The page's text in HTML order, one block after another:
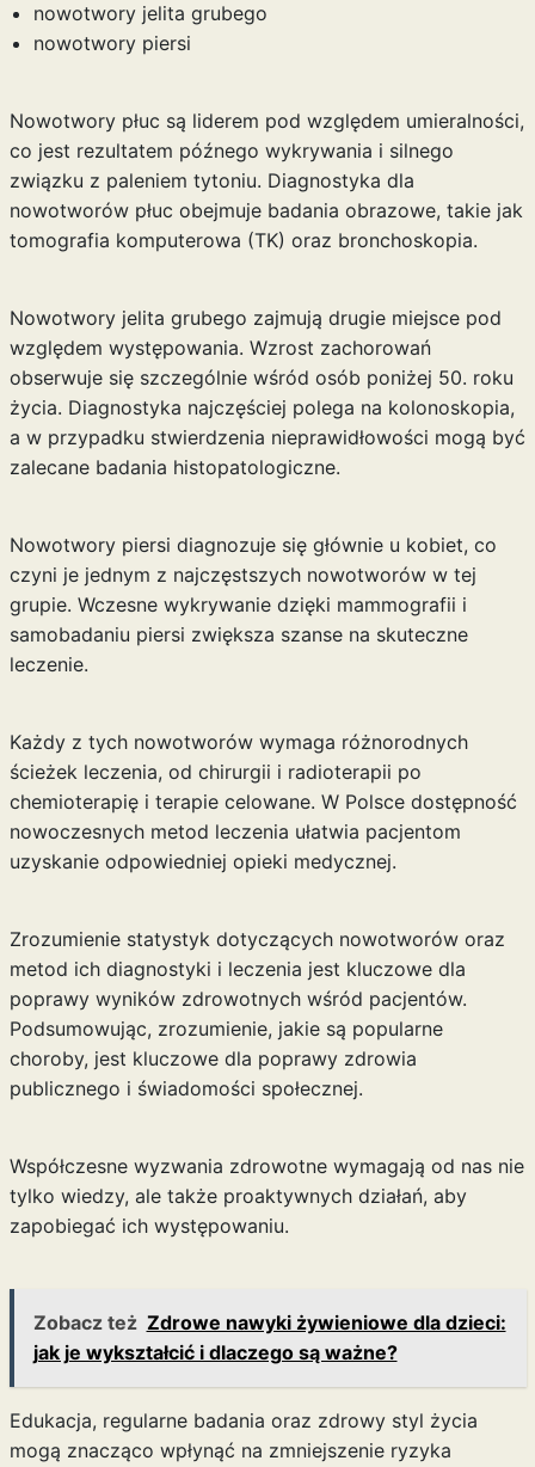
nowotwory jelita grubego
nowotwory piersi
Nowotwory płuc są liderem pod względem umieralności,
co jest rezultatem późnego wykrywania i silnego
związku z paleniem tytoniu. Diagnostyka dla
nowotworów płuc obejmuje badania obrazowe, takie jak
tomografia komputerowa (TK) oraz bronchoskopia.
Nowotwory jelita grubego zajmują drugie miejsce pod
względem występowania. Wzrost zachorowań
obserwuje się szczególnie wśród osób poniżej 50. roku
życia. Diagnostyka najczęściej polega na kolonoskopia,
a w przypadku stwierdzenia nieprawidłowości mogą być
zalecane badania histopatologiczne.
Nowotwory piersi diagnozuje się głównie u kobiet, co
czyni je jednym z najczęstszych nowotworów w tej
grupie. Wczesne wykrywanie dzięki mammografii i
samobadaniu piersi zwiększa szanse na skuteczne
leczenie.
Każdy z tych nowotworów wymaga różnorodnych
ścieżek leczenia, od chirurgii i radioterapii po
chemioterapię i terapie celowane. W Polsce dostępność
nowoczesnych metod leczenia ułatwia pacjentom
uzyskanie odpowiedniej opieki medycznej.
Zrozumienie statystyk dotyczących nowotworów oraz
metod ich diagnostyki i leczenia jest kluczowe dla
poprawy wyników zdrowotnych wśród pacjentów.
Podsumowując, zrozumienie, jakie są popularne
choroby, jest kluczowe dla poprawy zdrowia
publicznego i świadomości społecznej.
Współczesne wyzwania zdrowotne wymagają od nas nie
tylko wiedzy, ale także proaktywnych działań, aby
zapobiegać ich występowaniu.
Zobacz też Zdrowe nawyki żywieniowe dla dzieci:
jak je wykształcić i dlaczego są ważne?
Edukacja, regularne badania oraz zdrowy styl życia
mogą znacząco wpłynąć na zmniejszenie ryzyka